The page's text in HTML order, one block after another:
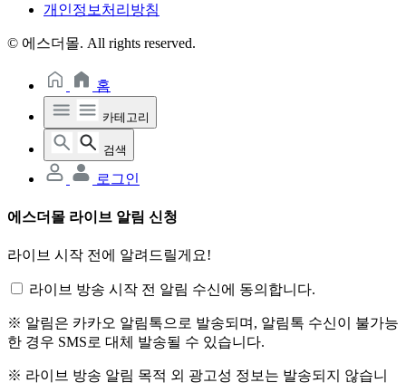
개인정보처리방침
© 에스더몰. All rights reserved.
홈
카테고리
검색
로그인
에스더몰 라이브 알림 신청
라이브 시작 전에 알려드릴게요!
라이브 방송 시작 전 알림 수신에 동의합니다.
※ 알림은 카카오 알림톡으로 발송되며, 알림톡 수신이 불가능
한 경우 SMS로 대체 발송될 수 있습니다.
※ 라이브 방송 알림 목적 외 광고성 정보는 발송되지 않습니